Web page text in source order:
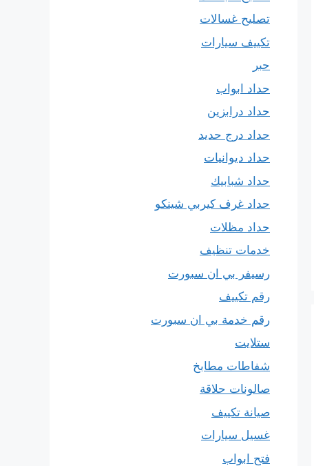
تصليح غسالات
تكييف سيارات
حبر
حداد ابواب
حداد درابزين
حداد درج حديد
حداد ديوانيات
حداد شبابيك
حداد غرف كيربي شينكو
حداد مظلات
خدمات تنظيف
رسيفر بي ان سبورت
رقم تكييف
رقم خدمة بي ان سبورت
ستلايت
شفاطات مطابخ
صالونات حلاقة
صيانة تكييف
غسيل سيارات
فتح ابواب